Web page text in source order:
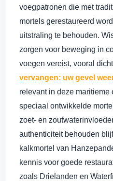
voegpatronen die met
mortels gerestaureerd
uitstraling te behouden.
zorgen voor beweging in
voegen vereist, vooral
vervangen: uw gevel
relevant in deze
speciaal ontwikkelde
zoet- en
authenticiteit behouden
kalkmortel van
kennis voor goede
zoals Drielanden en